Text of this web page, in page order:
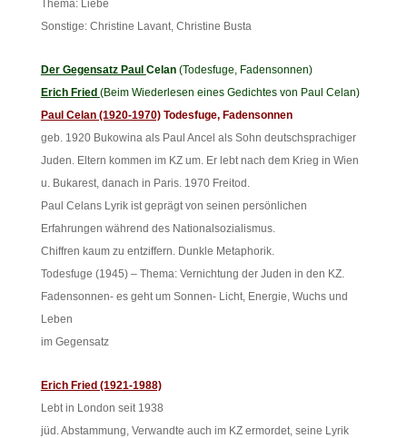
Thema: Liebe
Sonstige: Christine Lavant, Christine Busta
Der Gegensatz Paul Celan (Todesfuge, Fadensonnen)
Erich Fried (Beim Wiederlesen eines Gedichtes von Paul Celan)
Paul Celan (1920-1970) Todesfuge, Fadensonnen
geb. 1920 Bukowina als Paul Ancel als Sohn deutschsprachiger
Juden. Eltern kommen im KZ um. Er lebt nach dem Krieg in Wien
u. Bukarest, danach in Paris. 1970 Freitod.
Paul Celans Lyrik ist geprägt von seinen persönlichen
Erfahrungen während des Nationalsozialismus.
Chiffren kaum zu entziffern. Dunkle Metaphorik.
Todesfuge (1945) – Thema: Vernichtung der Juden in den KZ.
Fadensonnen- es geht um Sonnen- Licht, Energie, Wuchs und
Leben
im Gegensatz
Erich Fried (1921-1988)
Lebt in London seit 1938
jüd. Abstammung, Verwandte auch im KZ ermordet, seine Lyrik